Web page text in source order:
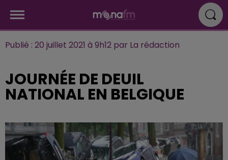
Publié : 20 juillet 2021 à 9h12 par La rédaction
JOURNÉE DE DEUIL
NATIONAL EN BELGIQUE